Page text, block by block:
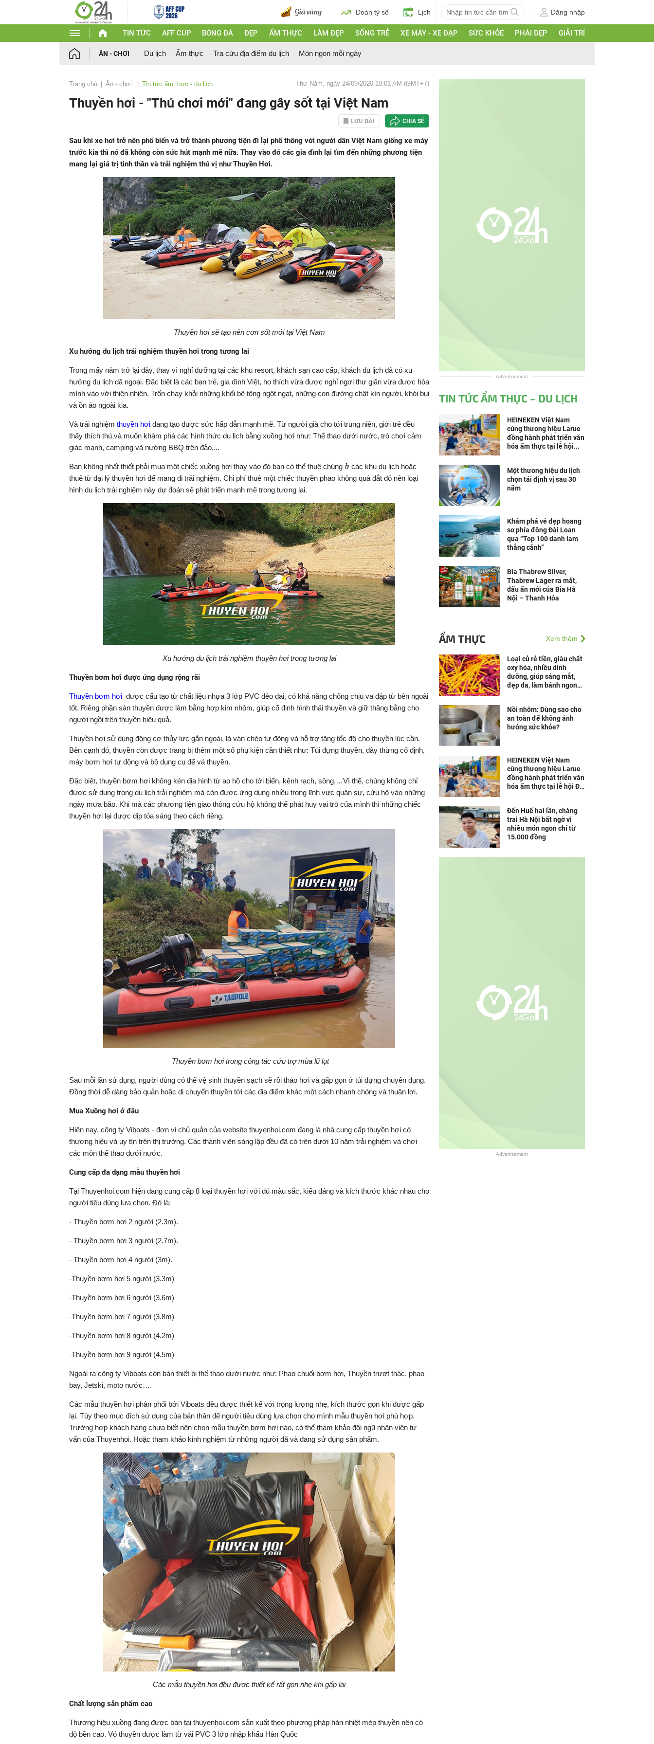
Đoán tỷ số Lịch Đăng nhập
TIN TỨC AFF CUP BÓNG ĐÁ ĐẸP ẨM THỰC LÀM ĐẸP SỐNG TRẺ XE MÁY - XE ĐẠP SỨC KHỎE PHÁI ĐẸP GIẢI TRÍ
ĂN - CHƠI Du lịch Ẩm thực Tra cứu địa điểm du lịch Món ngon mỗi ngày
Trang chủ Ăn - chơi Tin tức ẩm thực - du lịch Thứ Năm, ngày 24/09/2020 10:01 AM (GMT+7)
Thuyền hơi - "Thú chơi mới" đang gây sốt tại Việt Nam
LƯU BÀI CHIA SẺ
Sau khi xe hơi trở nên phổ biến và trở thành phương tiện đi lại phổ thông với người dân Việt Nam giống xe máy
trước kia thì nó đã không còn sức hút mạnh mẽ nữa. Thay vào đó các gia đình lại tìm đến những phương tiện
mang lại giá trị tinh thần và trải nghiệm thú vị như Thuyền Hơi.
Thuyền hơi sẽ tạo nên cơn sốt mới tại Việt Nam
Xu hướng du lịch trải nghiệm thuyền hơi trong tương lai
Trong mấy năm trở lại đây, thay vì nghỉ dưỡng tại các khu resort, khách sạn cao cấp, khách du lịch đã có xu
hướng du lịch dã ngoại. Đặc biệt là các bạn trẻ, gia đình Việt, họ thích vừa được nghỉ ngơi thư giãn vừa được hòa
mình vào với thiên nhiên. Trốn chạy khỏi những khối bê tông ngột ngạt, những con đường chật kín người, khói bụi
và ồn ào ngoài kia.
Và trải nghiệm thuyền hơi đang tạo được sức hấp dẫn mạnh mẽ. Từ người già cho tới trung niên, giới trẻ đều
thấy thích thú và muốn khám phá các hình thức du lịch bằng xuồng hơi như: Thể thao dưới nước, trò chơi cảm
giác mạnh, camping và nướng BBQ trên đảo,...
Bạn không nhất thiết phải mua một chiếc xuồng hơi thay vào đó bạn có thể thuê chúng ở các khu du lịch hoặc
thuê từ đại lý thuyền hơi để mang đi trải nghiệm. Chi phí thuê một chiếc thuyền phao không quá đắt đỏ nên loại
hình du lịch trải nghiệm này dự đoán sẽ phát triển mạnh mẽ trong tương lai.
Xu hướng du lịch trải nghiệm thuyền hơi trong tương lai
Thuyền bơm hơi được ứng dụng rộng rãi
Thuyền bơm hơi được cấu tạo từ chất liệu nhựa 3 lớp PVC dẻo dai, có khả năng chống chịu va đập từ bên ngoài
tốt. Riêng phần sàn thuyền được làm bằng hợp kim nhôm, giúp cố định hình thái thuyền và giữ thăng bằng cho
người ngồi trên thuyền hiệu quả.
Thuyền hơi sử dụng động cơ thủy lực gắn ngoài, là ván chèo tự động và hỗ trợ tăng tốc độ cho thuyền lúc cần.
Bên cạnh đó, thuyền còn được trang bị thêm một số phụ kiện cần thiết như: Túi đựng thuyền, dây thừng cố định,
máy bơm hơi tự động và bộ dụng cụ để vá thuyền.
Đặc biệt, thuyền bơm hơi không kén địa hình từ ao hồ cho tới biển, kênh rạch, sông,…Vì thế, chúng không chỉ
được sử dụng trong du lịch trải nghiệm mà còn được ứng dụng nhiều trong lĩnh vực quân sự, cứu hộ vào những
ngày mưa bão. Khi mà các phương tiện giao thông cứu hộ không thể phát huy vai trò của mình thì những chiếc
thuyền hơi lại được dịp tỏa sáng theo cách riêng.
Thuyền bơm hơi trong công tác cứu trợ mùa lũ lụt
Sau mỗi lần sử dụng, người dùng có thể vệ sinh thuyền sạch sẽ rồi tháo hơi và gấp gọn ở túi đựng chuyên dụng.
Đồng thời dễ dàng bảo quản hoặc di chuyển thuyền tới các địa điểm khác một cách nhanh chóng và thuận lợi.
Mua Xuồng hơi ở đâu
Hiện nay, công ty Viboats - đơn vị chủ quản của website thuyenhoi.com đang là nhà cung cấp thuyền hơi có
thương hiệu và uy tín trên thị trường. Các thành viên sáng lập đều đã có trên dưới 10 năm trải nghiệm và chơi
các môn thể thao dưới nước.
Cung cấp đa dạng mẫu thuyền hơi
Tại Thuyenhoi.com hiện đang cung cấp 8 loại thuyền hơi với đủ màu sắc, kiểu dáng và kích thước khác nhau cho
người tiêu dùng lựa chọn. Đó là:
- Thuyền bơm hơi 2 người (2.3m).
- Thuyền bơm hơi 3 người (2.7m).
- Thuyền bơm hơi 4 người (3m).
-Thuyền bơm hơi 5 người (3.3m)
-Thuyền bơm hơi 6 người (3.6m)
-Thuyền bơm hơi 7 người (3.8m)
-Thuyền bơm hơi 8 người (4.2m)
-Thuyền bơm hơi 9 người (4.5m)
Ngoài ra công ty Viboats còn bán thiết bị thể thao dưới nước như: Phao chuối bơm hơi, Thuyền trượt thác, phao
bay, Jetski, moto nước….
Các mẫu thuyền hơi phân phối bởi Viboats đều được thiết kế với trọng lượng nhẹ, kích thước gọn khi được gấp
lại. Tùy theo mục đích sử dụng của bản thân để người tiêu dùng lựa chọn cho mình mẫu thuyền hơi phù hợp.
Trường hợp khách hàng chưa biết nên chọn mẫu thuyền bơm hơi nào, có thể tham khảo đội ngũ nhân viên tư
vấn của Thuyenhoi. Hoặc tham khảo kinh nghiệm từ những người đã và đang sử dụng sản phẩm.
Các mẫu thuyền hơi đều được thiết kế rất gọn nhẹ khi gấp lại
Chất lượng sản phẩm cao
Thương hiệu xuồng đang được bán tại thuyenhoi.com sản xuất theo phương pháp hàn nhiệt mép thuyền nên có
độ bền cao. Vỏ thuyền được làm từ vải PVC 3 lớp nhập khẩu Hàn Quốc
Advertisement
TIN TỨC ẨM THỰC – DU LỊCH
HEINEKEN Việt Nam
cùng thương hiệu Larue
đồng hành phát triển văn
hóa ẩm thực tại lễ hội...
Một thương hiệu du lịch
chọn tái định vị sau 30
năm
Khám phá vẻ đẹp hoang
sơ phía đông Đài Loan
qua “Top 100 danh lam
thắng cảnh”
Bia Thabrew Silver,
Thabrew Lager ra mắt,
dấu ấn mới của Bia Hà
Nội – Thanh Hóa
ẨM THỰC Xem thêm
Loại củ rẻ tiền, giàu chất
oxy hóa, nhiều dinh
dưỡng, giúp sáng mắt,
đẹp da, làm bánh ngon
Nồi nhôm: Dùng sao cho
an toàn để không ảnh
hưởng sức khỏe?
HEINEKEN Việt Nam
cùng thương hiệu Larue
đồng hành phát triển văn
hóa ẩm thực tại lễ hội Đà
Đến Huế hai lần, chàng
trai Hà Nội bất ngờ vì
nhiều món ngon chỉ từ
15.000 đồng
Advertisement